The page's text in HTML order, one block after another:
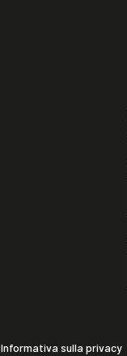
Informativa sulla privacy